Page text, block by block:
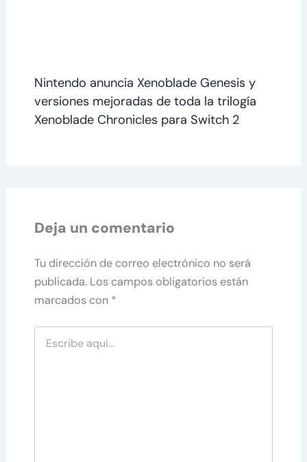
Nintendo anuncia Xenoblade Genesis y
versiones mejoradas de toda la trilogía
Xenoblade Chronicles para Switch 2
Deja un comentario
Tu dirección de correo electrónico no será
publicada. Los campos obligatorios están
marcados con *
aquí...